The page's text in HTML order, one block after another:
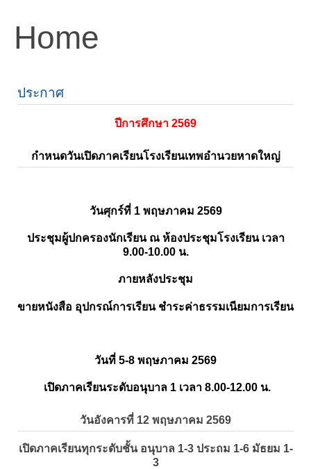
Home
ประกาศ
ปีการศึกษา 2569
กำหนดวันเปิดภาคเรียนโรงเรียนเทพอำนวยหาดใหญ่
วันศุกร์ที่ 1 พฤษภาคม 2569
ประชุมผู้ปกครองนักเรียน ณ ห้องประชุมโรงเรียน เวลา
9.00-10.00 น.
ภายหลังประชุม
ขายหนังสือ อุปกรณ์การเรียน ชำระค่าธรรมเนียมการเรียน
วันที่ 5-8 พฤษภาคม 2569
เปิดภาคเรียนระดับอนุบาล 1 เวลา 8.00-12.00 น.
วันอังคารที่ 12 พฤษภาคม 2569
เปิดภาคเรียนทุกระดับชั้น อนุบาล 1-3 ประถม 1-6 มัธยม 1-
3